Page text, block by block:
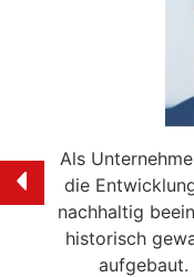
Als
die
nachhaltig
historisch
aufgebaut.